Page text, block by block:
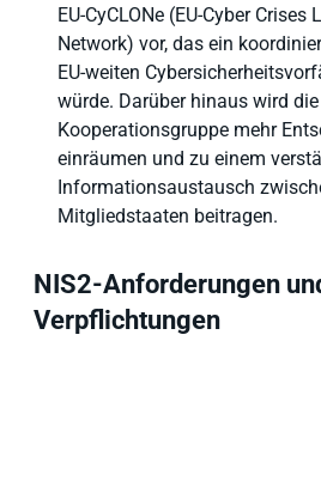
EU-CyCLONe (EU-Cyber
Network) vor, das ein
EU-weiten
würde. Darüber hinaus wird
Kooperationsgruppe mehr
einräumen und zu einem
Informationsaustausch
Mitgliedstaaten beitragen.
NIS2-Anforderungen
Verpflichtungen